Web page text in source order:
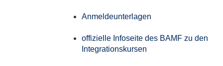
Anmeldeunterlagen
offizielle Infoseite des BAMF zu den
Integrationskursen